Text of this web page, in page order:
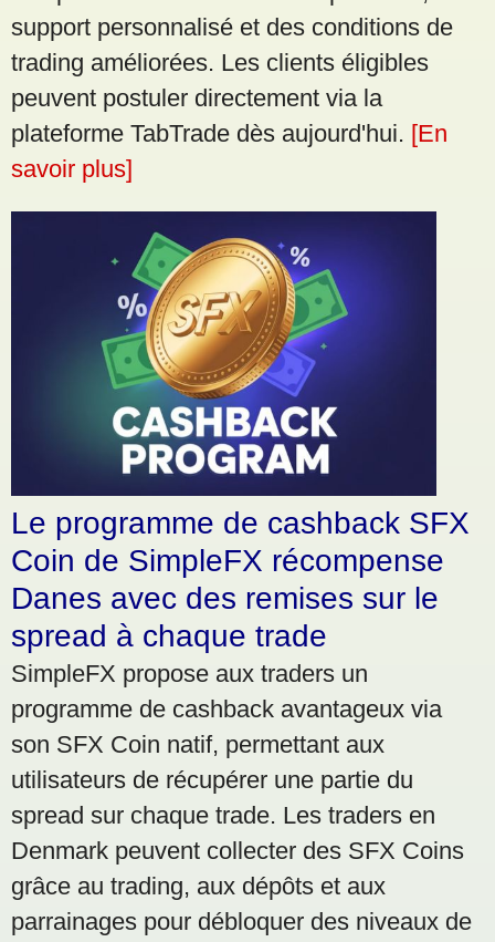
support personnalisé et des conditions de
trading améliorées. Les clients éligibles
peuvent postuler directement via la
plateforme TabTrade dès aujourd'hui. [En
savoir plus]
Le programme de cashback SFX
Coin de SimpleFX récompense
Danes avec des remises sur le
spread à chaque trade
SimpleFX propose aux traders un
programme de cashback avantageux via
son SFX Coin natif, permettant aux
utilisateurs de récupérer une partie du
spread sur chaque trade. Les traders en
Denmark peuvent collecter des SFX Coins
grâce au trading, aux dépôts et aux
parrainages pour débloquer des niveaux de